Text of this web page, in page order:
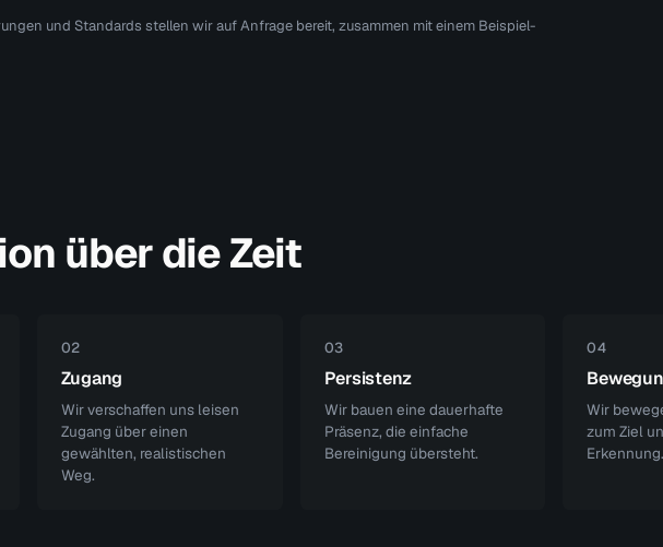
und Standards stellen wir auf Anfrage bereit, zusammen mit einem Beispiel-
über die Zeit
02
Zugang
Wir verschaffen uns leisen
Zugang über einen
gewählten, realistischen
Weg.
03
Persistenz
Wir bauen eine dauerhafte
Präsenz, die einfache
Bereinigung übersteht.
04
Wir
zum Ziel
Erkennung.